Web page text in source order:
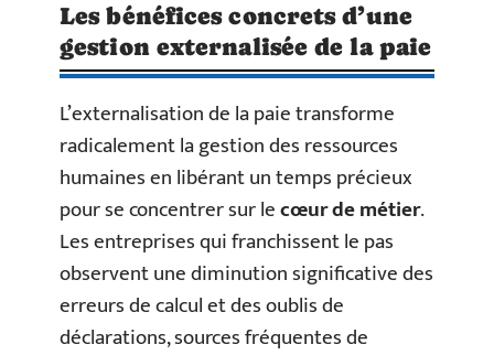
Les bénéfices concrets d’une
gestion externalisée de la paie
L’externalisation de la paie transforme
radicalement la gestion des ressources
humaines en libérant un temps précieux
pour se concentrer sur lecœur de métier.
Les entreprises qui franchissent le pas
observent une diminution significative des
erreurs de calcul et des oublis de
déclarations, sources fréquentes de